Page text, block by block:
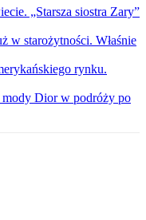
„Starsza siostra Zary”
w starożytności. Właśnie
rynku.
mody Dior w podróży po